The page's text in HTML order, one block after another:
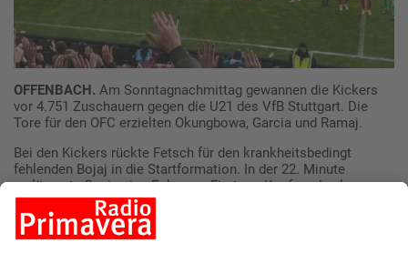
OFFENBACH. Am Sonntagnachmittag gewannen die Kickers
vor 4.751 Zuschauern gegen die U21 des VfB Stuttgart. Die
Tore für den OFC erzielten Okungbowa, Garcia und Ramaj.
Bei den Kickers rückte Fetsch für den krankheitsbedingt
fehlenden Bojaj in die Startformation. In der 22. Minute
verlängerte Bozic eine Ecke von Firat per Kopf an den langen
Pfosten, von dort vollendete Okungbowa freistehend zum 1:0 .
Der Ausgleich für die Gäste kurz nach Wiederanpfiff durch